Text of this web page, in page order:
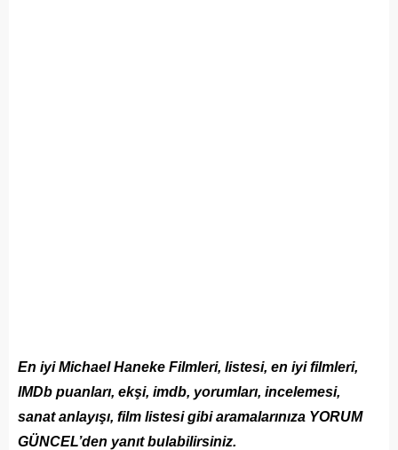
En iyi Michael Haneke Filmleri, listesi, en iyi filmleri,
IMDb puanları, ekşi, imdb, yorumları, incelemesi,
sanat anlayışı, film listesi gibi aramalarınıza YORUM
GÜNCEL’den yanıt bulabilirsiniz.